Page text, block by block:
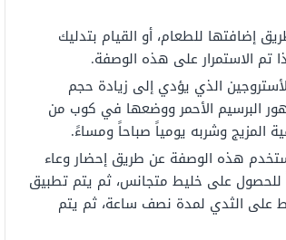
إضافتها للطعام، أو القيام بتدليك
تم الاستمرار على هذه الوصفة.
الذي يؤدي إلى زيادة حجم
البرسيم الأحمر ووضعها في كوب من
المزيج وشربه يومياً صباحاً ومساءً.
هذه الوصفة عن طريق إحضار وعاء
للحصول على خليط متجانس، ثم يتم تطبيق
على الثدي لمدة نصف ساعة، ثم يتم